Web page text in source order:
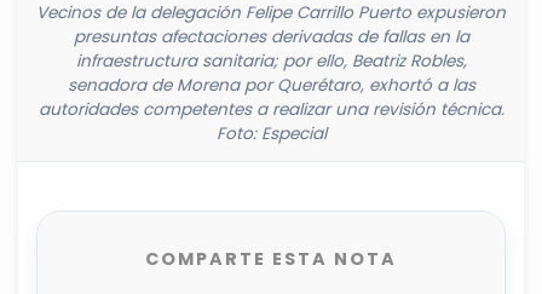
Vecinos de la delegación Felipe Carrillo Puerto expusieron
presuntas afectaciones derivadas de fallas en la
infraestructura sanitaria; por ello, Beatriz Robles,
senadora de Morena por Querétaro, exhortó a las
autoridades competentes a realizar una revisión técnica.
Foto: Especial
COMPARTE ESTA NOTA